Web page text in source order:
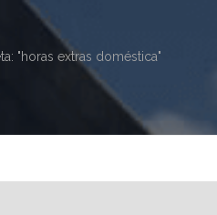
"horas extras doméstica"